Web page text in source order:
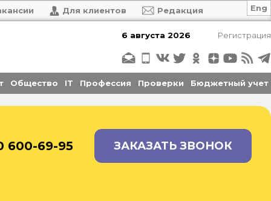
Для клиентов Редакция Eng
6 августа 2026 Регистрация
Общество IT Профессия Проверки Бюджетный учет
600-69-95 ЗАКАЗАТЬ ЗВОНОК